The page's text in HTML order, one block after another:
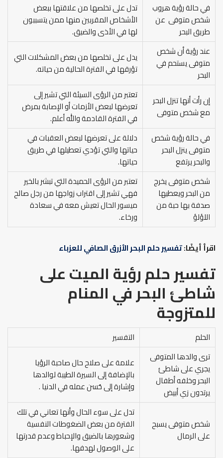
في حالة رؤية هروب
شخص متوفى عن
طريق البحر
تدل على تخلصها من علاقتها ببعض
الأشخاص المقربين منها ممن يتسببون
لها في الأذى والضيق.
عند رؤية أن شخص
متوفى يستحم في
البحر
يدل على تخلصها من بعض المشكلات التي
تؤرقها في الفترة الحالية من حياته.
إن رأت أنها تنزل البحر
مع شخص متوفى
تعتبر من الرؤى السيئة التي تشير إلى
تعرضها لبعض الأزمات أو الإصابة بمرض
في الفترة القادمة والله أعلم.
في حالة رؤية شخص
متوفى ينزل البحر
والبحر يرتفع
دلالة على تعرضها لبعض العقبات في
حياتها والتي تؤدي تعطيلها في طريق
حياتها.
شخص متوفى يخرج
من البحر ويعطيها
صدفة بها حبة من
اللؤلؤ
تعتبر من الرؤى الحميدة التي تبشر بالخير
فهي تشير إلى اقتراب زواجها من رجل صالح
ميسور الحال تعيش معه في سعادة
ورخاء.
اقرأ أيضًا:تفسير حلم البحر الأزرق الصافي للعزباء
تفسير حلم رؤية الميت على
شاطئ البحر في المنام
للمتزوجة
الحلم
التفسير
ترى والدها المتوفى
يجري على شاطئ
البحر وخلفه أطفال
يرتدون زي أبيض
علامة على صلاح حال صاحبة الرؤيا
بالإضافة إلى السيرة الطيبة لوالدها
وإشارة إلى حُسن عمله في الدنيا .
شخص متوفى يسبح
على الرمال
تدل على سوء الحال وأنها تعاني في تلك
الفترة من بعض الضغوطات النفسية
وشعورها بالضيق والإحباط وعدم قدرتها
على الوصول لهدفها.